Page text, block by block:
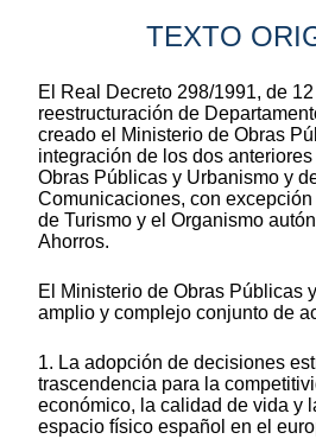
TEXTO
El Real Decreto 298/1991, de
reestructuración de
creado el Ministerio de Obras
integración de los dos
Obras Públicas y Urbanismo y
Comunicaciones, con excepción
de Turismo y el Organismo
Ahorros.
El Ministerio de Obras Públicas
amplio y complejo conjunto de
1. La adopción de decisiones
trascendencia para la
económico, la calidad de vida y
espacio físico español en el